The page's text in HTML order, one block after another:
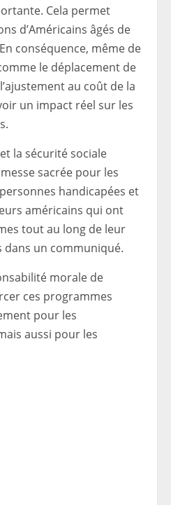
Cela permet
d’Américains âgés de
conséquence, même de
le déplacement de
au coût de la
un impact réel sur les
la sécurité sociale
sacrée pour les
handicapées et
américains qui ont
tout au long de leur
dans un communiqué.
morale de
ces programmes
pour les
aussi pour les